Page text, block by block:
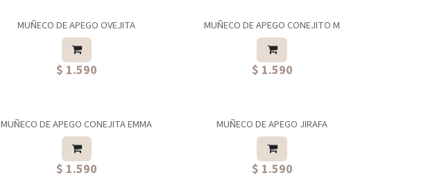
MUÑECO DE APEGO OVEJITA
$ 1.590
MUÑECO DE APEGO CONEJITO M
$ 1.590
MUÑECO DE APEGO CONEJITA EMMA
$ 1.590 ⭐ Más elegida
MUÑECO DE APEGO JIRAFA
$ 1.590